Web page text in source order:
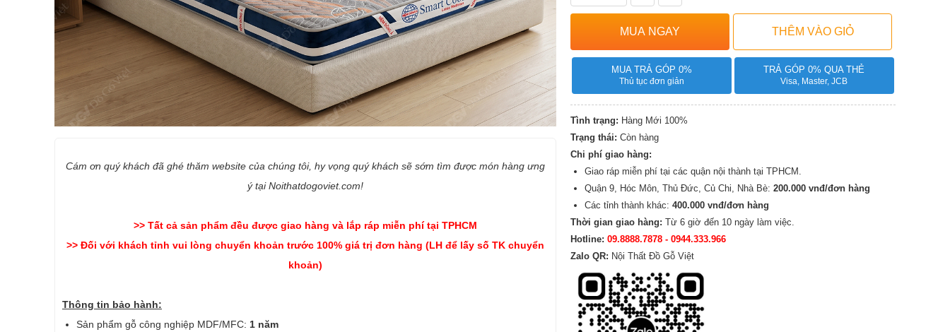
Cám ơn quý khách đã ghé thăm website của chúng tôi, hy vọng quý khách sẽ sớm tìm được món hàng ưng
ý tại Noithatdogoviet.com!
>> Tất cả sản phẩm đều được giao hàng và lắp ráp miễn phí tại TPHCM
>> Đối với khách tỉnh vui lòng chuyển khoản trước 100% giá trị đơn hàng (LH để lấy số TK chuyển
khoản)
Thông tin bảo hành:
Sản phẩm gỗ công nghiệp MDF/MFC: 1 năm
MUA TRẢ GÓP 0%
Thủ tục đơn giản
TRẢ GÓP 0% QUA THẺ
Visa, Master, JCB
Tình trạng: Hàng Mới 100%
Trạng thái: Còn hàng
Chi phí giao hàng:
Giao ráp miễn phí tại các quận nội thành tại TPHCM.
Quận 9, Hóc Môn, Thủ Đức, Củ Chi, Nhà Bè: 200.000 vnđ/đơn hàng
Các tỉnh thành khác: 400.000 vnđ/đơn hàng
Thời gian giao hàng: Từ 6 giờ đến 10 ngày làm việc.
Hotline: 09.8888.7878 - 0944.333.966
Zalo QR: Nội Thất Đồ Gỗ Việt